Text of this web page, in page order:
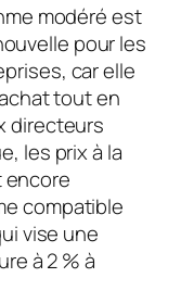
modéré est
pour les
car elle
tout en
directeurs
les prix à la
compatible
vise une
à 2 % à